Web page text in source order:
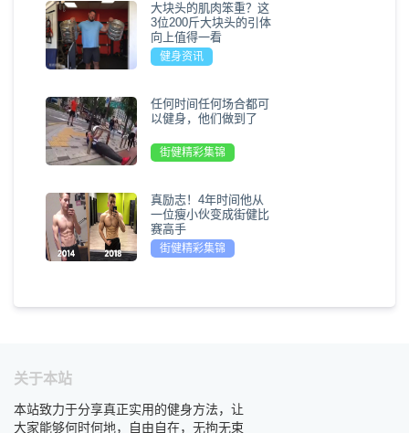
大块头的肌肉笨重？这
3位200斤大块头的引体
向上值得一看
健身资讯
任何时间任何场合都可
以健身，他们做到了
街健精彩集锦
真励志！4年时间他从
一位瘦小伙变成街健比
赛高手
街健精彩集锦
关于本站
本站致力于分享真正实用的健身方法，让
大家能够何时何地，自由自在，无拘无束